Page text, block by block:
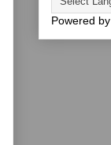
Powered by